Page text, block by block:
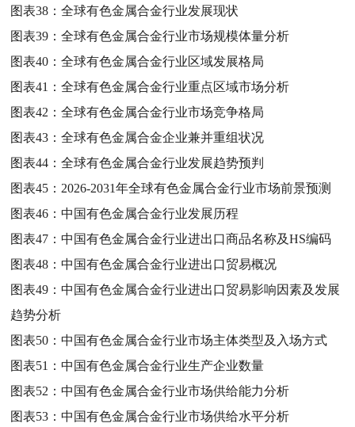
图表38：全球有色金属合金行业发展现状
图表39：全球有色金属合金行业市场规模体量分析
图表40：全球有色金属合金行业区域发展格局
图表41：全球有色金属合金行业重点区域市场分析
图表42：全球有色金属合金行业市场竞争格局
图表43：全球有色金属合金企业兼并重组状况
图表44：全球有色金属合金行业发展趋势预判
图表45： 2026-2031年全球有色金属合金行业市场前景预测
图表46：中国有色金属合金行业发展历程
图表47：中国有色金属合金行业进出口商品名称及HS编码
图表48：中国有色金属合金行业进出口贸易概况
图表49：中国有色金属合金行业进出口贸易影响因素及发展
趋势分析
图表50：中国有色金属合金行业市场主体类型及入场方式
图表51：中国有色金属合金行业生产企业数量
图表52：中国有色金属合金行业市场供给能力分析
图表53：中国有色金属合金行业市场供给水平分析